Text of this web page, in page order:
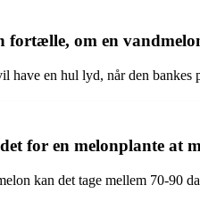
om en
have en hul lyd, når den bankes
for en melonplante at
kan det tage mellem 70-90